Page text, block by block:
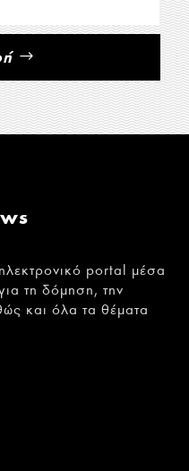
portal μέσα
τη δόμηση, την
και όλα τα θέματα